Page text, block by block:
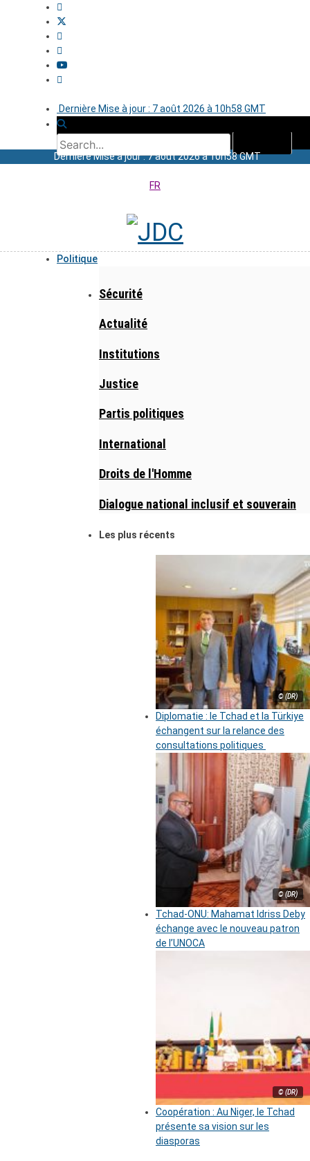
Dernière Mise à jour : 7 août 2026 à 10h58 GMT
Dernière Mise à jour : 7 août 2026 à 10h58 GMT
FR
Politique
Sécurité
Actualité
Institutions
Justice
Partis politiques
International
Droits de l'Homme
Dialogue national inclusif et souverain
Les plus récents
© (DR)
Diplomatie : le Tchad et la Türkiye
échangent sur la relance des
consultations politiques
© (DR)
Tchad-ONU: Mahamat Idriss Deby
échange avec le nouveau patron
de l’UNOCA
© (DR)
Coopération : Au Niger, le Tchad
présente sa vision sur les
diasporas